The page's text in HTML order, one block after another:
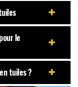
le
tuiles ?